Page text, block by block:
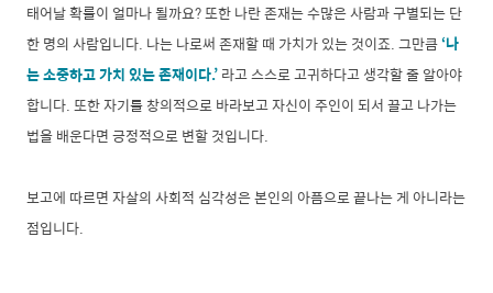
태어날 확률이 얼마나 될까요? 또한 나란 존재는 수많은 사람과 구별되는 단
한 명의 사람입니다. 나는 나로써 존재할 때 가치가 있는 것이죠. 그만큼‘나
는 소중하고 가치 있는 존재이다.’라고 스스로 고귀하다고 생각할 줄 알아야
합니다. 또한 자기를 창의적으로 바라보고 자신이 주인이 되서 끌고 나가는
법을 배운다면 긍정적으로 변할 것입니다.
보고에 따르면 자살의 사회적 심각성은 본인의 아픔으로 끝나는 게 아니라는
점입니다.